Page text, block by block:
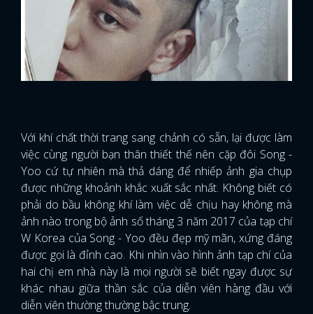
Với khí chất thời trang sang chảnh có sẵn, lại được làm
việc cùng người bạn thân thiết thế nên cặp đôi Song -
Yoo cứ tự nhiên mà thả dáng để nhiếp ảnh gia chụp
được những khoảnh khắc xuất sắc nhất. Không biết có
phải do bầu không khí làm việc dễ chịu hay không mà
ảnh nào trong bộ ảnh số tháng 3 năm 2017 của tạp chí
W Korea của Song - Yoo đều đẹp mỹ mãn, xứng đáng
được gọi là đỉnh cao. Khi nhìn vào hình ảnh tạp chí của
hai chị em nhà này là mọi người sẽ biết ngay được sự
khác nhau giữa thần sắc của diễn viên hàng đầu với
diễn viên thường thường bậc trung.